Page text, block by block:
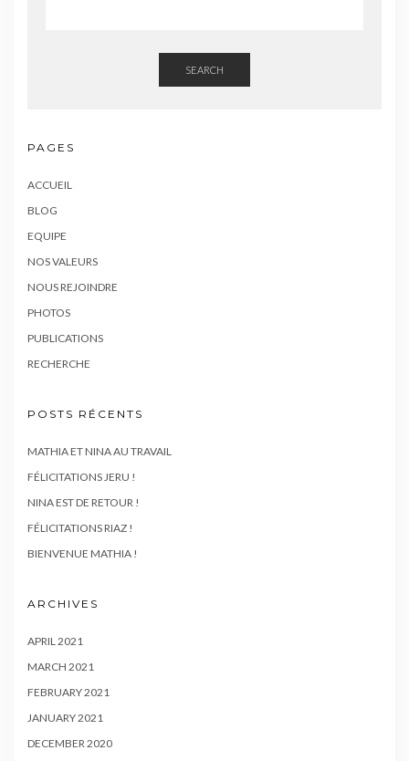
SEARCH
PAGES
ACCUEIL
BLOG
EQUIPE
NOS VALEURS
NOUS REJOINDRE
PHOTOS
PUBLICATIONS
RECHERCHE
POSTS RÉCENTS
MATHIA ET NINA AU TRAVAIL
FÉLICITATIONS JERU !
NINA EST DE RETOUR !
FÉLICITATIONS RIAZ !
BIENVENUE MATHIA !
ARCHIVES
APRIL 2021
MARCH 2021
FEBRUARY 2021
JANUARY 2021
DECEMBER 2020